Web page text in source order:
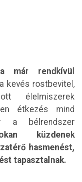
már rendkívül
kevés rostbevitel,
élelmiszerek
étkezés mind
a bélrendszer
küzdenek
hasmenést,
tapasztalnak.